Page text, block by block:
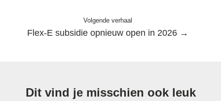
Volgende verhaal
Flex-E subsidie opnieuw open in 2026 →
Dit vind je misschien ook leuk